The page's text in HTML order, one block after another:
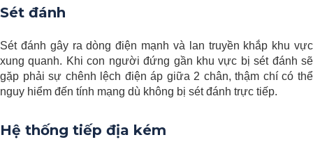
Sét đánh
Sét đánh gây ra dòng điện mạnh và lan truyền khắp khu vực
xung quanh. Khi con người đứng gần khu vực bị sét đánh sẽ
gặp phải sự chênh lệch điện áp giữa 2 chân, thậm chí có thể
nguy hiểm đến tính mạng dù không bị sét đánh trực tiếp.
Hệ thống tiếp địa kém